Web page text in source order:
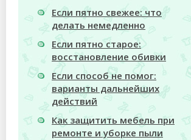
Если пятно свежее: что
делать немедленно
Если пятно старое:
восстановление обивки
Если способ не помог:
варианты дальнейших
действий
Как защитить мебель при
ремонте и уборке пыли